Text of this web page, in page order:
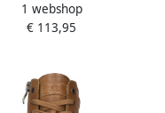
für Damen Schwarz
1 webshop
€ 113,95